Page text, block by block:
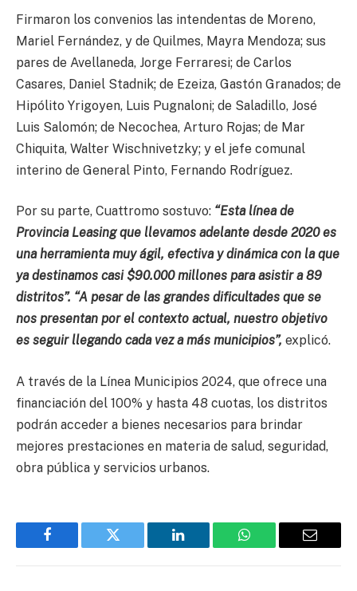
Firmaron los convenios las intendentas de Moreno,
Mariel Fernández, y de Quilmes, Mayra Mendoza; sus
pares de Avellaneda, Jorge Ferraresi; de Carlos
Casares, Daniel Stadnik; de Ezeiza, Gastón Granados; de
Hipólito Yrigoyen, Luis Pugnaloni; de Saladillo, José
Luis Salomón; de Necochea, Arturo Rojas; de Mar
Chiquita, Walter Wischnivetzky; y el jefe comunal
interino de General Pinto, Fernando Rodríguez.
Por su parte, Cuattromo sostuvo: “Esta línea de
Provincia Leasing que llevamos adelante desde 2020 es
una herramienta muy ágil, efectiva y dinámica con la que
ya destinamos casi $90.000 millones para asistir a 89
distritos”. “A pesar de las grandes dificultades que se
nos presentan por el contexto actual, nuestro objetivo
es seguir llegando cada vez a más municipios”, explicó.
A través de la Línea Municipios 2024, que ofrece una
financiación del 100% y hasta 48 cuotas, los distritos
podrán acceder a bienes necesarios para brindar
mejores prestaciones en materia de salud, seguridad,
obra pública y servicios urbanos.
Facebook Twitter LinkedIn WhatsApp Email